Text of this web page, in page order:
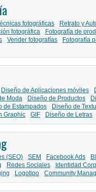
fotográficas Retrato y
fotográfica Fotografía de
Vender fotografías
Fotografía
Diseño de Aplicaciones móviles
Moda Diseño de Productos
de Estampados Diseño de
Graphic GIF Diseño de Letras
(SEO) SEM Facebook Ads
Redes Sociales Identidad
Logotipo Community